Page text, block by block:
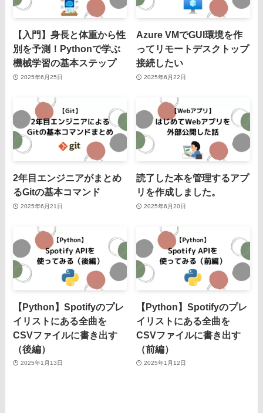
【入門】身長と体重から性
別を予測！Pythonで学ぶ
機械学習の基本ステップ
2025年6月25日
Azure VMでGUI環境を作
ってリモートデスクトップ
接続したい
2025年6月22日
2年目エンジニアがまとめ
るGitの基本コマンド
2025年6月21日
読了した本を管理するアプ
リを作成しました。
2025年6月20日
【Python】Spotifyのプレ
イリストにある全曲を
CSVファイルに書き出す
（後編）
2025年1月13日
【Python】Spotifyのプレ
イリストにある全曲を
CSVファイルに書き出す
（前編）
2025年1月12日